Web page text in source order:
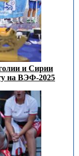
и Сирии
на ВЭФ-2025